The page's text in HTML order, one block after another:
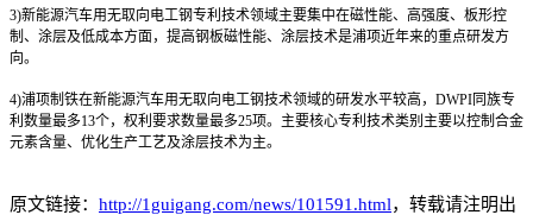
3)新能源汽车用无取向电工钢专利技术领域主要集中在磁性能、高强度、板形控
制、涂层及低成本方面，提高钢板磁性能、涂层技术是浦项近年来的重点研发方
向。
4)浦项制铁在新能源汽车用无取向电工钢技术领域的研发水平较高，DWPI同族专
利数量最多13个，权利要求数量最多25项。主要核心专利技术类别主要以控制合金
元素含量、优化生产工艺及涂层技术为主。
原文链接： http://1guigang.com/news/101591.html，转载请注明出